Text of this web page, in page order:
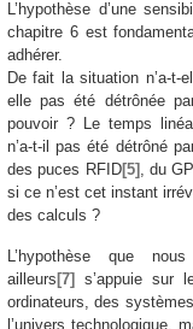
L’hypothèse d’une
chapitre 6 est
adhérer.
De fait la situation n’a-t-
elle pas été détrônée
pouvoir ? Le temps
n’a-t-il pas été détrôné
des puces RFID[5] , du
si ce n’est cet instant
des calculs ?
L’hypothèse que
ailleurs [7]
s’appuie sur
ordinateurs, des
l’univers technologique,